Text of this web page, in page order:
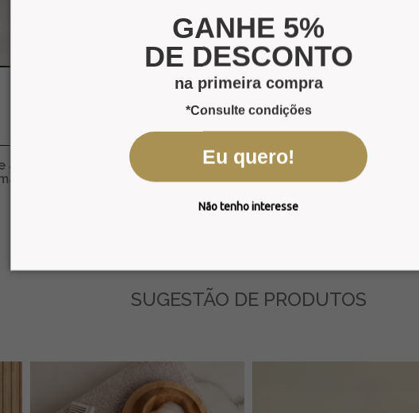
GANHE 5%
DE DESCONTO
na primeira compra
*Consulte condições
Eu quero!
Não tenho interesse
alça que eleva o nível da estadia, destacam-se por sua notável
esses envelopes garantem o armazenamento organizado
SUGESTÃO DE PRODUTOS